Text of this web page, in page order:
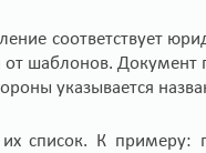
соответствует
шаблонов. Документ
указывается
список. К